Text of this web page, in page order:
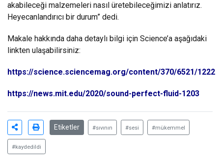
akabileceği malzemeleri nasıl üretebileceğimizi anlatırız.
Heyecanlandırıcı bir durum” dedi.
Makale hakkında daha detaylı bilgi için Science’a aşağıdaki
linkten ulaşabilirsiniz:
https://science.sciencemag.org/content/370/6521/1222
https://news.mit.edu/2020/sound-perfect-fluid-1203
Etiketler #sıvının #sesi #mükemmel
#kaydedildi